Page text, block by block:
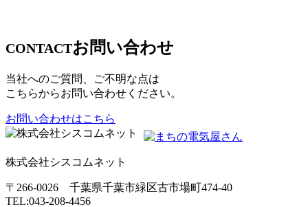
CONTACTお問い合わせ
当社へのご質問、ご不明な点は
こちらからお問い合わせください。
お問い合わせはこちら
株式会社シスコムネット
〒266-0026 千葉県千葉市緑区古市場町474-40
TEL:043-208-4456